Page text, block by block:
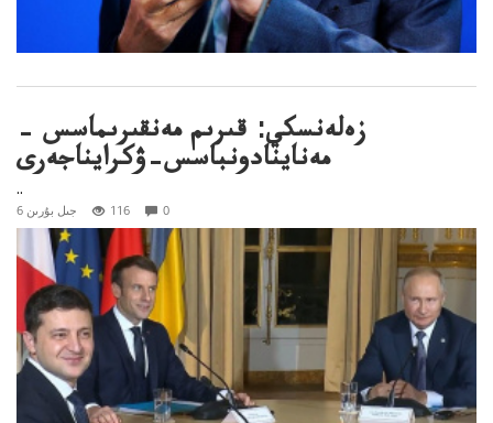
زەلەنسكي: قىرىم مەنقىرىماسس –
مەناينادونباسس–ۋكرايناجەرى
..
6 جىل بۇرىن 116 0